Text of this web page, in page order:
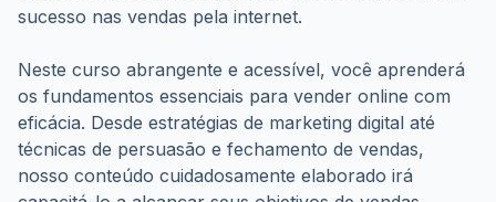
Neste curso abrangente e acessível, você aprenderá
eficácia. Desde estratégias de marketing digital até
técnicas de persuasão e fechamento de vendas,
nosso conteúdo cuidadosamente elaborado irá
capacitá-lo a alcançar seus objetivos de vendas
online.